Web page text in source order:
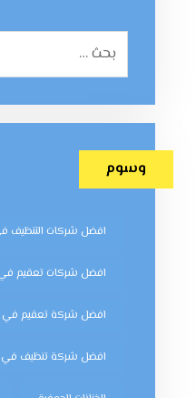
وسوم
افضل شركات التنظيف
افضل شركات تعقيم في
افضل شركة تعقيم في
افضل شركة تنظيف في